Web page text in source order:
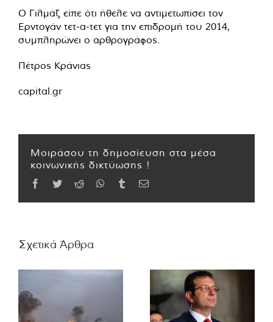
Ο Γιλμάζ είπε ότι ήθελε να αντιμετωπίσει τον
Ερντογάν τετ-α-τετ για την επιδρομή του 2014,
συμπληρώνει ο αρθρογράφος.
Πέτρος Κράνιας
capital.gr
Μοιράσου τη δημοσίευση στα μέσα
κοινωνικής δικτύωσης !
Facebook
TwitterReddit WhatsApp
TumblrEmail
Σχετικά Άρθρα